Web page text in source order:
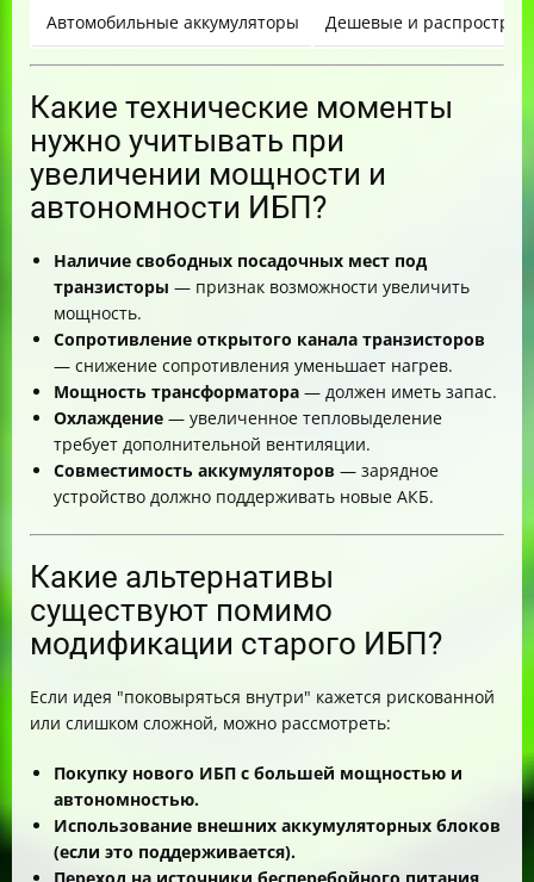
Автомобильные аккумуляторы Дешевые и
Какие технические моменты
нужно учитывать при
увеличении мощности и
автономности ИБП?
Наличие свободных посадочных мест под
транзисторы — признак возможности увеличить
мощность.
Сопротивление открытого канала транзисторов
— снижение сопротивления уменьшает нагрев.
Мощность трансформатора — должен иметь запас.
Охлаждение — увеличенное тепловыделение
требует дополнительной вентиляции.
Совместимость аккумуляторов — зарядное
устройство должно поддерживать новые АКБ.
Какие альтернативы
существуют помимо
модификации старого ИБП?
Если идея "поковыряться внутри" кажется рискованной
или слишком сложной, можно рассмотреть:
Покупку нового ИБП с большей мощностью и
автономностью.
Использование внешних аккумуляторных блоков
(если это поддерживается).